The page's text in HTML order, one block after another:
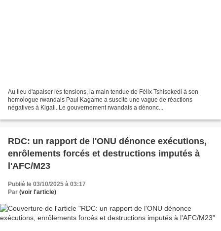
Au lieu d'apaiser les tensions, la main tendue de Félix Tshisekedi à son
homologue rwandais Paul Kagame a suscité une vague de réactions
négatives à Kigali. Le gouvernement rwandais a dénonc...
RDC: un rapport de l'ONU dénonce exécutions,
enrôlements forcés et destructions imputés à
l'AFC/M23
Publié le 03/10/2025 à 03:17
Par (voir l'article)